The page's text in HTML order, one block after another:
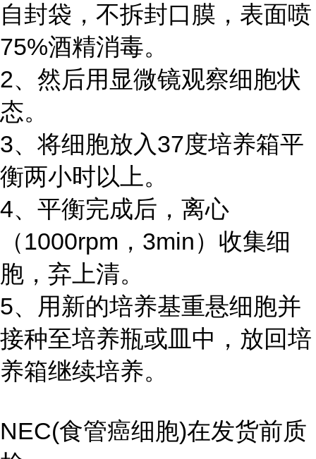
自封袋，不拆封口膜，表面喷
75%酒精消毒。
2、然后用显微镜观察细胞状
态。
3、将细胞放入37度培养箱平
衡两小时以上。
4、平衡完成后，离心
（1000rpm，3min）收集细
胞，弃上清。
5、用新的培养基重悬细胞并
接种至培养瓶或皿中，放回培
养箱继续培养。
NEC(食管癌细胞)在发货前质